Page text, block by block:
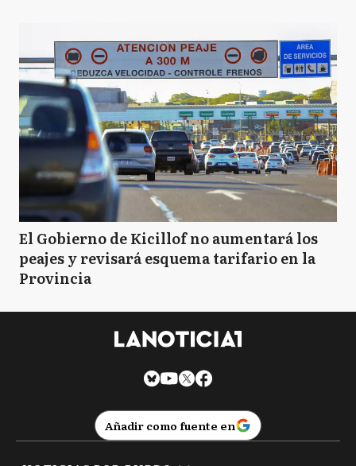
El Gobierno de Kicillof no aumentará los
peajes y revisará esquema tarifario en la
Provincia
Añadir como fuente en